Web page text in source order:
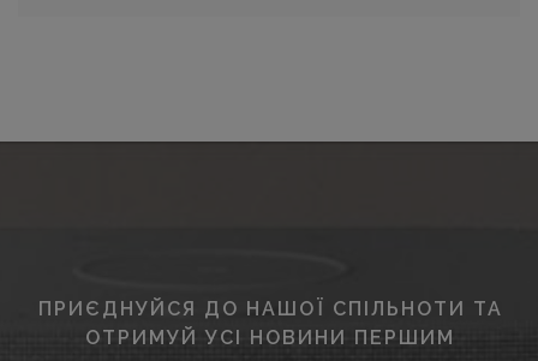
ПРИЄДНУЙСЯ ДО НАШОЇ СПІЛЬНОТИ ТА
ОТРИМУЙ УСІ НОВИНИ ПЕРШИМ